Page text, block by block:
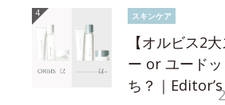
スキンケア
【オルビス2
ー or ユード
ち？｜